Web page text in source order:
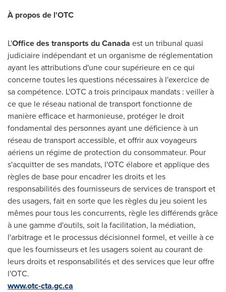
À propos de l'OTC
L'Office des transports duCanada est un tribunal quasi
judiciaire indépendant et un organisme de réglementation
ayant les attributions d'une cour supérieure en ce qui
concerne toutes les questions nécessaires à l'exercice de
sa compétence. L'OTC a trois principaux mandats : veiller à
ce que le réseau national de transport fonctionne de
manière efficace et harmonieuse, protéger le droit
fondamental des personnes ayant une déficience à un
réseau de transport accessible, et offrir aux voyageurs
aériens un régime de protection du consommateur. Pour
s'acquitter de ses mandats, l'OTC élabore et applique des
règles de base pour encadrer les droits et les
responsabilités des fournisseurs de services de transport et
des usagers, fait en sorte que les règles du jeu soient les
mêmes pour tous les concurrents, règle les différends grâce
à une gamme d'outils, soit la facilitation, la médiation,
l'arbitrage et le processus décisionnel formel, et veille à ce
que les fournisseurs et les usagers soient au courant de
leurs droits et responsabilités et des services que leur offre
l'OTC.
www.otc-cta.gc.ca